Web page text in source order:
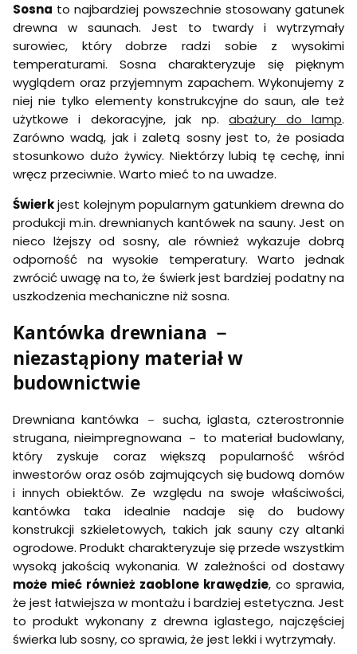
Sosna to najbardziej powszechnie stosowany gatunek
drewna w saunach. Jest to twardy i wytrzymały
surowiec, który dobrze radzi sobie z wysokimi
temperaturami. Sosna charakteryzuje się pięknym
wyglądem oraz przyjemnym zapachem. Wykonujemy z
niej nie tylko elementy konstrukcyjne do saun, ale też
użytkowe i dekoracyjne, jak np.abażury do lamp.
Zarówno wadą, jak i zaletą sosny jest to, że posiada
stosunkowo dużo żywicy. Niektórzy lubią tę cechę, inni
wręcz przeciwnie. Warto mieć to na uwadze.
Świerkjest kolejnym popularnym gatunkiem drewna do
produkcji m.in. drewnianych kantówek na sauny. Jest on
nieco lżejszy od sosny, ale również wykazuje dobrą
odporność na wysokie temperatury. Warto jednak
zwrócić uwagę na to, że świerk jest bardziej podatny na
uszkodzenia mechaniczne niż sosna.
Kantówka drewniana －
niezastąpiony materiał w
budownictwie
Drewniana kantówka － sucha, iglasta, czterostronnie
strugana, nieimpregnowana － to materiał budowlany,
który zyskuje coraz większą popularność wśród
inwestorów oraz osób zajmujących się budową domów
i innych obiektów. Ze względu na swoje właściwości,
kantówka taka idealnie nadaje się do budowy
konstrukcji szkieletowych, takich jak sauny czy altanki
ogrodowe. Produkt charakteryzuje się przede wszystkim
wysoką jakością wykonania. W zależności od dostawy
może mieć również zaoblone krawędzie, co sprawia,
że jest łatwiejsza w montażu i bardziej estetyczna. Jest
to produkt wykonany z drewna iglastego, najczęściej
świerka lub sosny, co sprawia, że jest lekki i wytrzymały.